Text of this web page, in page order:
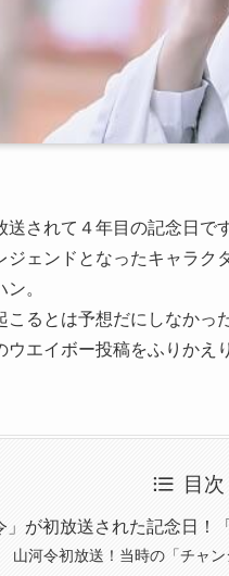
されて４年目の記念日です
ェンドとなったキャラク
。
るとは予想だにしなかっ
エイボー投稿をふりかえ
目次
が初放送された記念日！
河令初放送！当時の「チャン